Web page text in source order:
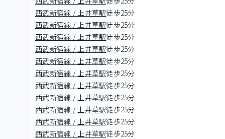
西武新宿線 / 上井草駅徒歩25分
西武新宿線 / 上井草駅徒歩25分
西武新宿線 / 上井草駅徒歩25分
西武新宿線 / 上井草駅徒歩25分
西武新宿線 / 上井草駅徒歩25分
西武新宿線 / 上井草駅徒歩25分
西武新宿線 / 上井草駅徒歩25分
西武新宿線 / 上井草駅徒歩25分
西武新宿線 / 上井草駅徒歩25分
西武新宿線 / 上井草駅徒歩25分
西武新宿線 / 上井草駅徒歩25分